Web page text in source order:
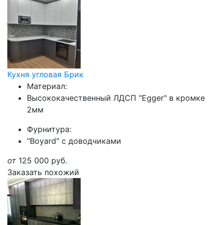
Кухня угловая Брик
Материал:
Высококачественный ЛДСП "Egger" в кромке
2мм
Фурнитура:
"Boyard" с доводчиками
от 125 000 руб.
Заказать похожий